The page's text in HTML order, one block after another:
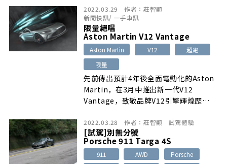
2022.03.29 作者： 莊智顯
新聞快訊/ 一手車訊
限量絕唱
Aston Martin V12 Vantage
Aston Martin V12
超跑
限量
先前傳出預計4年後全面電動化的Aston
Martin，在3月中推出新一代V12
Vantage，致敬品牌V12引擎輝煌歷
2022.03.28 作者： 莊智顯 試駕體驗
[試駕]別無分號
Porsche 911 Targa 4S
911 AWD
Porsche